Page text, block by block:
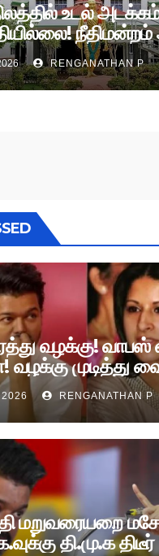
உடல்
நீதிமன்றம்
RENGANATHAN P
வழக்கு! வாபஸ்
முடித்து
RENGANATHAN P
மறுவரையறை
தி.மு.க திடீர்